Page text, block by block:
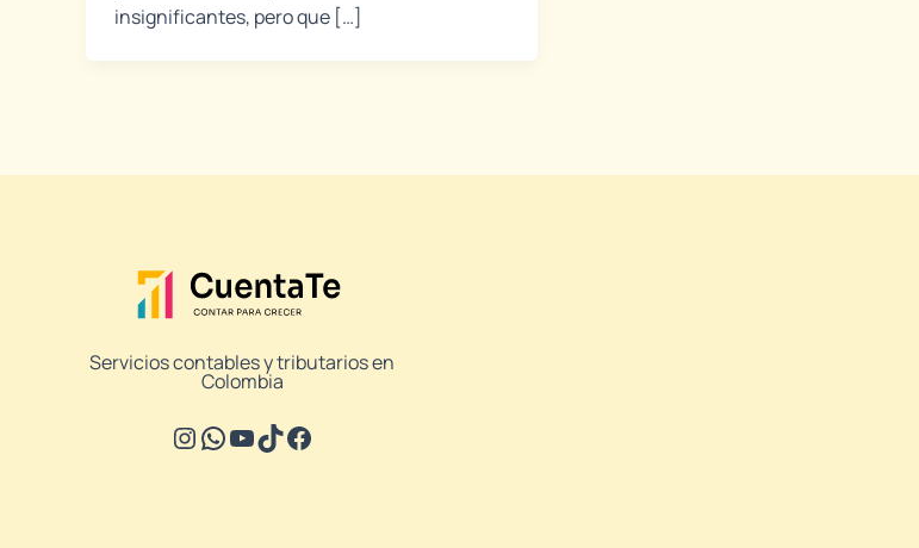
insignificantes, pero que […]
Servicios contables y tributarios en
Colombia